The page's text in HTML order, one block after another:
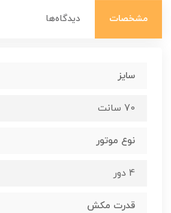
مشخصات دیدگاه‌ها
سایز
70 سانت
نوع موتور
4 دور
قدرت مکش